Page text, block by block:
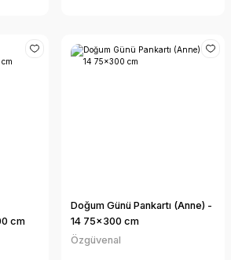
cm
Doğum Günü Pankartı (Anne) -
14 75x300 cm
Özgüvenal